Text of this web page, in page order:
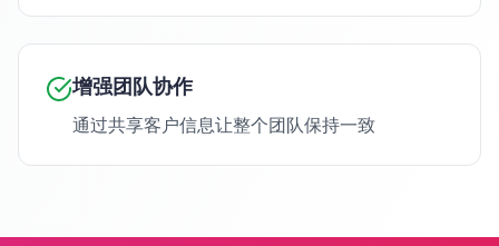
增强团队协作
通过共享客户信息让整个团队保持一致